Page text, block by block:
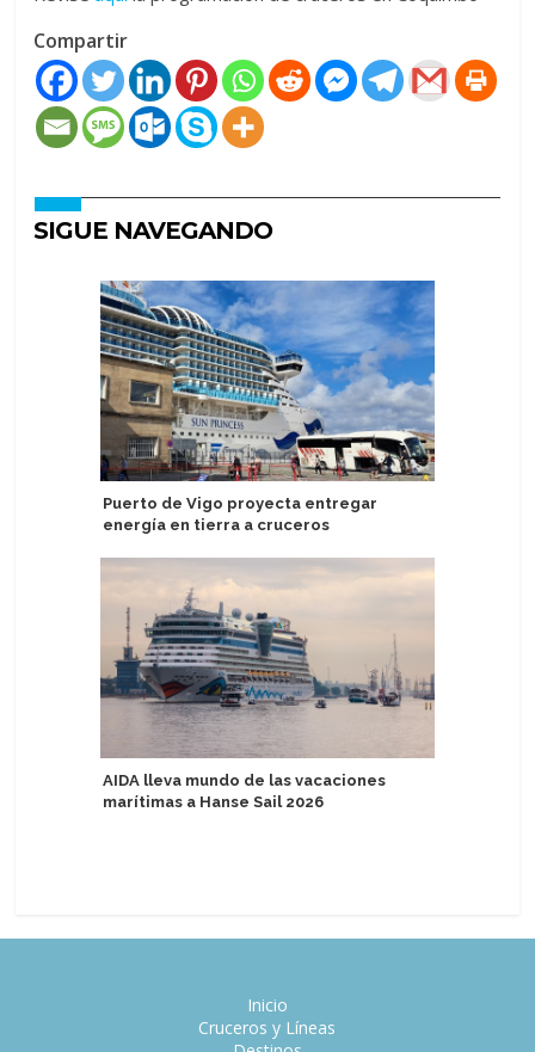
Compartir
SIGUE NAVEGANDO
Puerto de Vigo proyecta entregar
energía en tierra a cruceros
AIDA lleva mundo de las vacaciones
marítimas a Hanse Sail 2026
Inicio
Cruceros y Líneas